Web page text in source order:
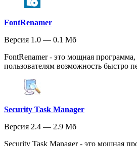
FontRenamer
Версия 1.0 — 0.1 Мб
FontRenamer - это мощная программа,
пользователям возможность быстро
Security Task Manager
Версия 2.4 — 2.9 Мб
Security Task Manager - это мощная